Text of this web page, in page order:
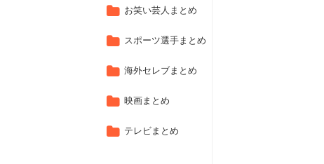
お笑い芸人まとめ
スポーツ選手まとめ
海外セレブまとめ
映画まとめ
テレビまとめ